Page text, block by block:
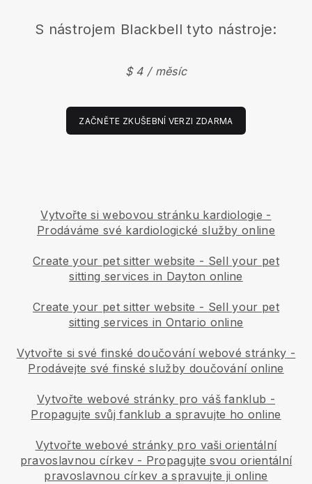
S nástrojem Blackbell tyto nástroje:
$ 4 / měsíc
ZAČNĚTE ZKUŠEBNÍ VERZI ZDARMA
Vytvořte si webovou stránku kardiologie -
Prodáváme své kardiologické služby online
Create your pet sitter website - Sell your pet
sitting services in Dayton online
Create your pet sitter website - Sell your pet
sitting services in Ontario online
Vytvořte si své finské doučování webové stránky -
Prodávejte své finské služby doučování online
Vytvořte webové stránky pro váš fanklub -
Propagujte svůj fanklub a spravujte ho online
Vytvořte webové stránky pro vaši orientální
pravoslavnou církev- Propagujte svou orientální
pravoslavnou církev a spravujte ji online